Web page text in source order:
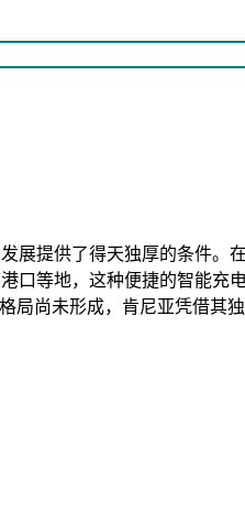
展提供了得天独厚的条件。
口等地，这种便捷的智能充
局尚未形成，肯尼亚凭借其